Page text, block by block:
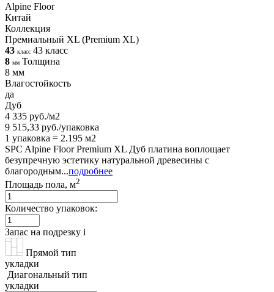
Alpine Floor
Китай
Коллекция
Премиальный XL (Premium XL)
43 класс 43 класс
8 мм Толщина
8 мм
Влагостойкость
да
Дуб
4 335 руб./м2
9 515,33 руб./упаковка
1 упаковка = 2.195 м2
SPC Alpine Floor Premium XL Дуб платина воплощает
безупречную эстетику натуральной древесины с
благородным...подробнее
Площадь пола, м2
Количество упаковок:
Запас на подрезку i
Прямой тип
укладки
Диагональный тип
укладки